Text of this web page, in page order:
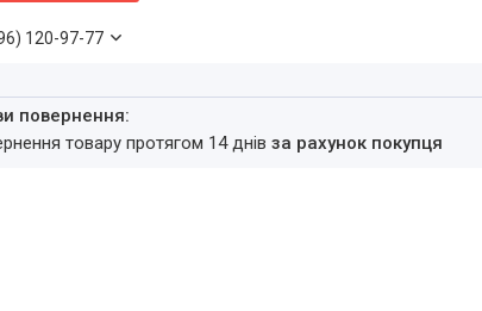
120-97-77
товару протягом 14 днівза рахунок покупця